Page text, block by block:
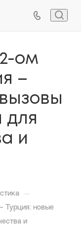
ом
–
для
и
—
Турция: новые
и